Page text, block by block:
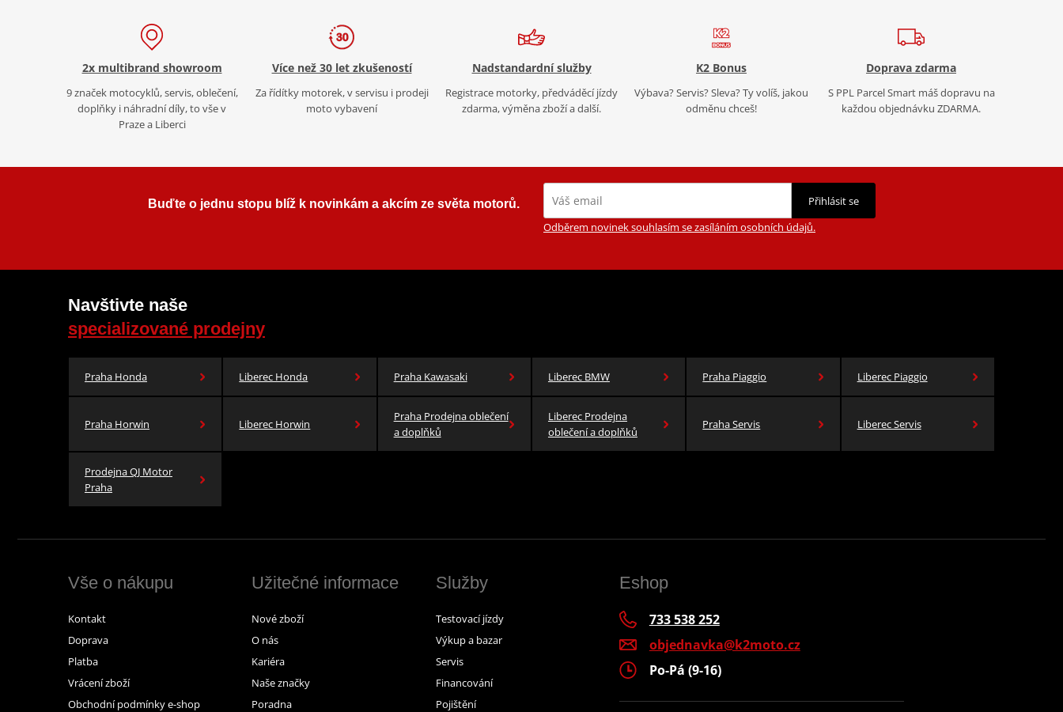
2x multibrand showroom
9 značek motocyklů, servis, oblečení,
doplňky i náhradní díly, to vše v
Praze a Liberci
Více než 30 let zkušeností
Za řídítky motorek, v servisu i prodeji
moto vybavení
Nadstandardní služby
Registrace motorky, předváděcí jízdy
zdarma, výměna zboží a další.
K2 Bonus
Výbava? Servis? Sleva? Ty volíš, jakou
odměnu chceš!
Doprava zdarma
S PPL Parcel Smart máš dopravu na
každou objednávku ZDARMA.
Buďte o jednu stopu blíž k novinkám a akcím ze světa motorů.
Přihlásit se
Odběrem novinek souhlasím se zasíláním osobních údajů.
Navštivte naše
specializované prodejny
Praha Honda Liberec Honda Praha Kawasaki Liberec BMW Praha Piaggio Liberec Piaggio
Praha Horwin Liberec Horwin
Praha Prodejna oblečení
a doplňků
Liberec Prodejna
oblečení a doplňků
Praha Servis Liberec Servis
Prodejna QJ Motor
Praha
Vše o nákupu
Kontakt
Doprava
Platba
Vrácení zboží
Obchodní podmínky e-shop
Užitečné informace
Nové zboží
O nás
Kariéra
Naše značky
Poradna
Služby
Testovací jízdy
Výkup a bazar
Servis
Financování
Pojištění
Eshop
733 538 252
objednavka@k2moto.cz
Po-Pá (9-16)